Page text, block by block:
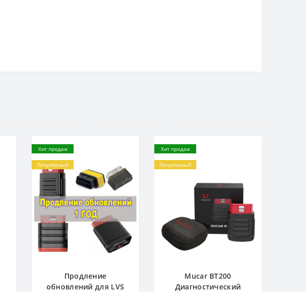
Хит продаж
Популярный
Продление
обновлений для LVS
Хит продаж
Популярный
Mucar BT200
Диагностический